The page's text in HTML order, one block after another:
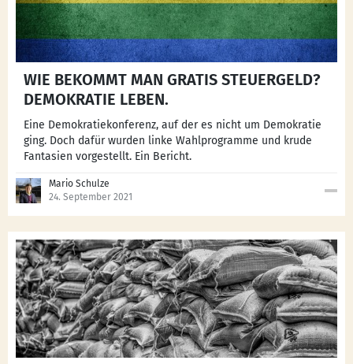
WIE BEKOMMT MAN GRATIS STEUERGELD?
DEMOKRATIE LEBEN.
Eine Demokratiekonferenz, auf der es nicht um Demokratie
ging. Doch dafür wurden linke Wahlprogramme und krude
Fantasien vorgestellt. Ein Bericht.
Mario Schulze
24. September 2021